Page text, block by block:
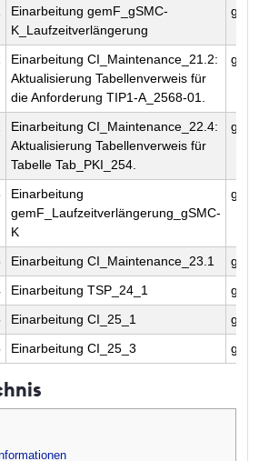
Einarbeitung gemF_gSMC-
K_Laufzeitverlängerung
Einarbeitung CI_Maintenance_21.2:
Aktualisierung Tabellenverweis für
die Anforderung TIP1-A_2568-01.
Einarbeitung CI_Maintenance_22.4:
Aktualisierung Tabellenverweis für
Tabelle Tab_PKI_254.
Einarbeitung
gemF_Laufzeitverlängerung_gSMC-
K
Einarbeitung CI_Maintenance_23.1
Einarbeitung TSP_24_1
Einarbeitung CI_25_1
Einarbeitung CI_25_3